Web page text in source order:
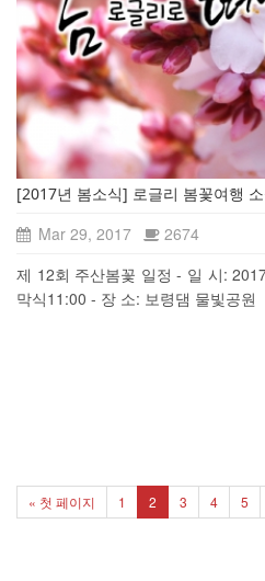
[2017년 봄소식] 로글리 봄꽃여행
Mar 29, 2017
2674
제 12회 주산봄꽃 일정 - 일 시:
막식11:00 - 장 소: 보령댐 물빛공원
« 첫 페이지 1 2 3 4 5